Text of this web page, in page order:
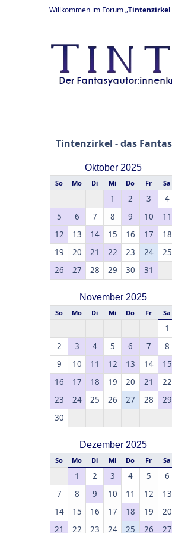
Willkommen im Forum „Tintenzirkel
Tintenzirkel - das
Oktober 2025
So Mo Di Mi Do Fr Sa
1 2 3
4
5
6 7 8 9 10
11
12
13 14 15 16 17
18
19
20 21 22 23 24
25
26
27 28 29 30 31
November 2025
So Mo Di Mi Do Fr Sa
1
2
3 4 5 6 7
8
9
10 11 12 13 14
15
16
17 18 19 20 21
22
23
24 25 26 27 28
29
30
Dezember 2025
So Mo Di Mi Do Fr Sa
1 2 3 4 5
6
7
8 9 10 11 12
13
14
15 16 17 18 19
20
21
22 23 24 25 26 27